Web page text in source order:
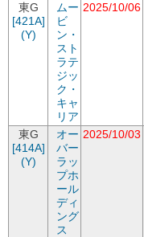
東G
[421A]
(Y)
ムー
ビ
ン・
スト
ラテ
ジッ
ク・
キャ
リア
2025/10/06
東G
[414A]
(Y)
オー
バー
ラッ
プホ
ール
ディ
ング
ス
2025/10/03